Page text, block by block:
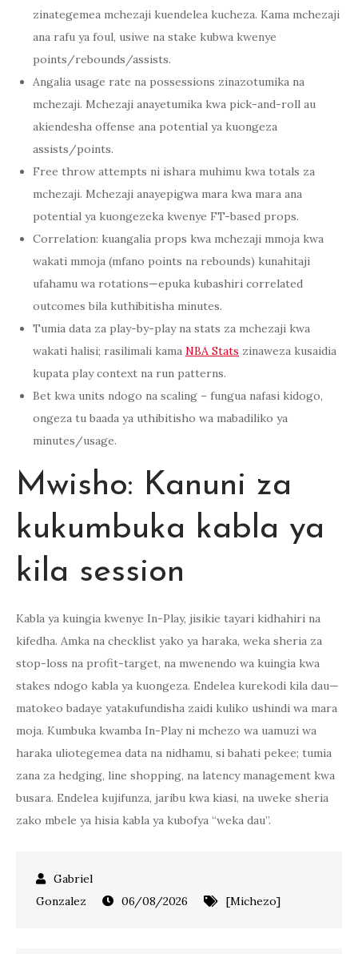
zinategemea mchezaji kuendelea kucheza. Kama mchezaji
ana rafu ya foul, usiwe na stake kubwa kwenye
points/rebounds/assists.
Angalia usage rate na possessions zinazotumika na
mchezaji. Mchezaji anayetumika kwa pick-and-roll au
akiendesha offense ana potential ya kuongeza
assists/points.
Free throw attempts ni ishara muhimu kwa totals za
mchezaji. Mchezaji anayepigwa mara kwa mara ana
potential ya kuongezeka kwenye FT-based props.
Correlation: kuangalia props kwa mchezaji mmoja kwa
wakati mmoja (mfano points na rebounds) kunahitaji
ufahamu wa rotations—epuka kubashiri correlated
outcomes bila kuthibitisha minutes.
Tumia data za play-by-play na stats za mchezaji kwa
wakati halisi; rasilimali kama NBA Stats zinaweza kusaidia
kupata play context na run patterns.
Bet kwa units ndogo na scaling – fungua nafasi kidogo,
ongeza tu baada ya uthibitisho wa mabadiliko ya
minutes/usage.
Mwisho: Kanuni za
kukumbuka kabla ya
kila session
Kabla ya kuingia kwenye In-Play, jisikie tayari kidhahiri na
kifedha. Amka na checklist yako ya haraka, weka sheria za
stop-loss na profit-target, na mwenendo wa kuingia kwa
stakes ndogo kabla ya kuongeza. Endelea kurekodi kila dau—
matokeo badaye yatakufundisha zaidi kuliko ushindi wa mara
moja. Kumbuka kwamba In-Play ni mchezo wa uamuzi wa
haraka uliotegemea data na nidhamu, si bahati pekee; tumia
zana za hedging, line shopping, na latency management kwa
busara. Endelea kujifunza, jaribu kwa kiasi, na uweke sheria
zako mbele ya hisia kabla ya kubofya “weka dau”.
06/08/2026 [Michezo]